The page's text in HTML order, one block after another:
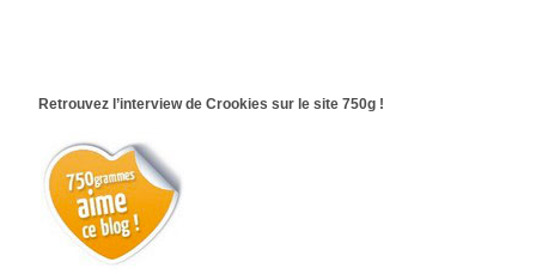
Retrouvez l’interview de Crookies sur le site 750g !